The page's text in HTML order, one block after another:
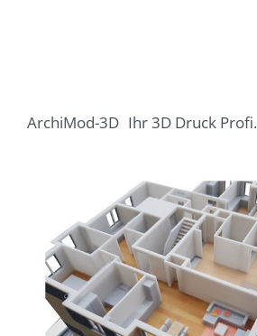
ArchiMod-3D Ihr 3D Druck Profi.